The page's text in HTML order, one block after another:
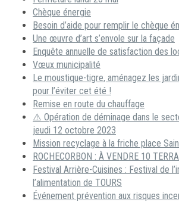
Chèque énergie
Besoin d’aide pour remplir le chèque
Une œuvre d’art s’envole sur la façade
Enquête annuelle de satisfaction des
Vœux municipalité
Le moustique-tigre, aménagez les
pour l’éviter cet été !
Remise en route du chauffage
⚠️ Opération de déminage dans le
jeudi 12 octobre 2023
Mission recyclage à la friche place
ROCHECORBON : À VENDRE 10
Festival Arrière-Cuisines : Festival de
l’alimentation de TOURS
Événement prévention aux risques